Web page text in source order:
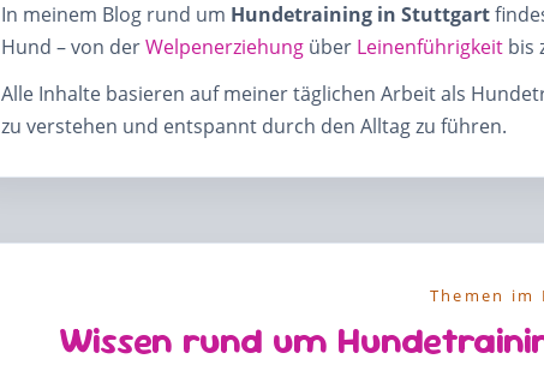
In meinem Blog rund um Hundetraining in Stuttgart
Hund – von derWelpenerziehung über Leinenführigkeit bis
Alle Inhalte basieren auf meiner täglichen Arbeit als
zu verstehen und entspannt durch den Alltag zu führen.
Themen im
Wissen rund um